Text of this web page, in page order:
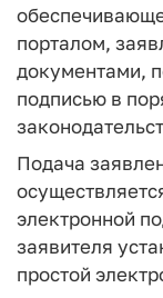
порталом,
документами,
подписью в
Подача
электронной
заявителя
простой